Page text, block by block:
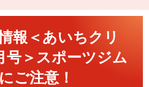
報＜あいちクリ
号＞スポーツジム
ご注意！